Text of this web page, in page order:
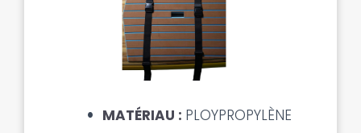
MATÉRIAU : PLOYPROPYLÈNE